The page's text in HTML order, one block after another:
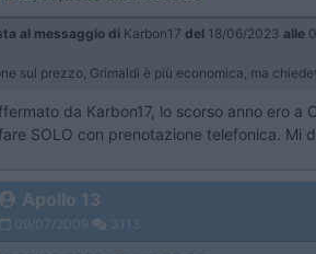
al messaggio di Karbon17 del 18/06/2023 alle
sul prezzo, Grimaldi è più economica, ma
da Karbon17, lo scorso anno ero
SOLO con prenotazione telefonica. Mi
Apollo 13
09/07/2009 3113